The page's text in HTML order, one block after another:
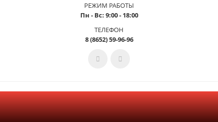
РЕЖИМ РАБОТЫ
Пн - Вс: 9:00 - 18:00
ТЕЛЕФОН
8 (8652) 59-96-96